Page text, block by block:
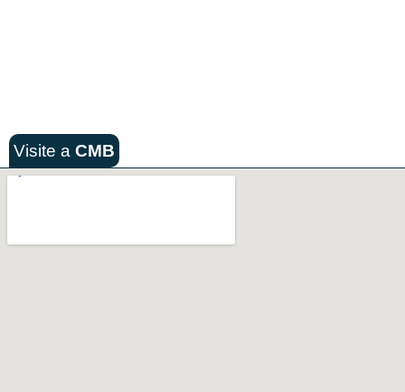
Visite a CMB